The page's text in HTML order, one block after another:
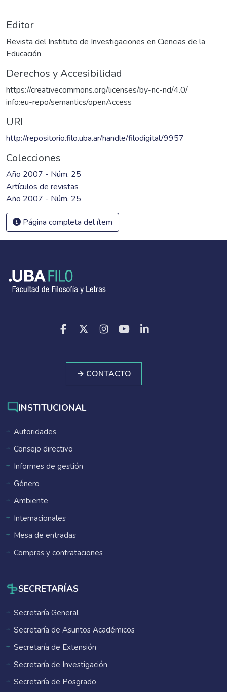
Editor
Revista del Instituto de Investigaciones en Ciencias de la
Educación
Derechos y Accesibilidad
https://creativecommons.org/licenses/by-nc-nd/4.0/
info:eu-repo/semantics/openAccess
URI
http://repositorio.filo.uba.ar/handle/filodigital/9957
Colecciones
Año 2007 - Núm. 25
Artículos de revistas
Año 2007 - Núm. 25
Página completa del ítem
→ CONTACTO
INSTITUCIONAL
Autoridades
Consejo directivo
Informes de gestión
Género
Ambiente
Internacionales
Mesa de entradas
Compras y contrataciones
SECRETARÍAS
Secretaría General
Secretaría de Asuntos Académicos
Secretaría de Extensión
Secretaría de Investigación
Secretaría de Posgrado